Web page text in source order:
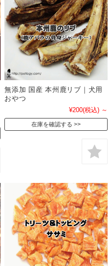
無添加 国産 本州鹿リブ｜犬用
おやつ
¥200(税込) ～
在庫を確認する